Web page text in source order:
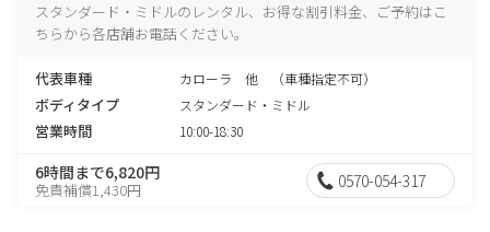
スタンダード・ミドルのレンタル、お得な割引料金、ご予約はこ
ちらから各店舗お電話ください。
代表車種 カローラ 他 （車種指定不可）
ボディタイプ スタンダード・ミドル
営業時間 10:00-18:30
6時間まで6,820円
免責補償1,430円 0570-054-317